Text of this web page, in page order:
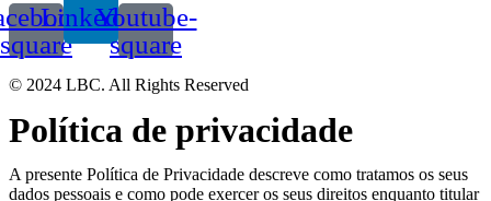
square
LinkedinYoutube-
square
© 2024 LBC. All Rights Reserved
Política de privacidade
A presente Política de Privacidade descreve como tratamos os seus
dados pessoais e como pode exercer os seus direitos enquanto titular